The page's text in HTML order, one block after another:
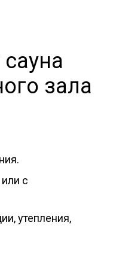
зала
с
утепления,